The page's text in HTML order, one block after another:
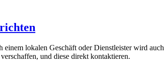
einem lokalen Geschäft oder Dienstleister wird
und diese direkt kontaktieren.